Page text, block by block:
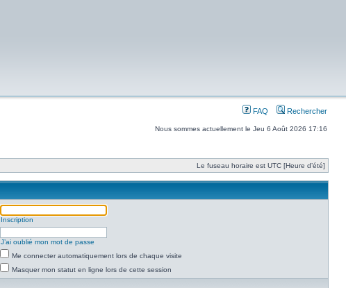
FAQ Rechercher
Nous sommes actuellement le Jeu 6 Août 2026 17:16
Le fuseau horaire est UTC [Heure d’été]
Inscription
J’ai oublié mon mot de passe
Me connecter automatiquement lors de chaque visite
Masquer mon statut en ligne lors de cette session